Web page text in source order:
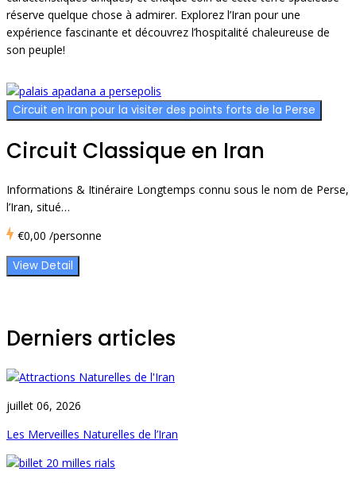
réserve quelque chose à admirer. Explorez l’Iran pour une
expérience fascinante et découvrez l’hospitalité chaleureuse de
son peuple!
Circuit en Iran pour la visiter des points forts de la Perse
Circuit Classique en Iran
Informations & Itinéraire Longtemps connu sous le nom de Perse,
l’Iran, situé…
€0,00 /personne
View Detail
Derniers articles
juillet 06, 2026
Les Merveilles Naturelles de l’Iran